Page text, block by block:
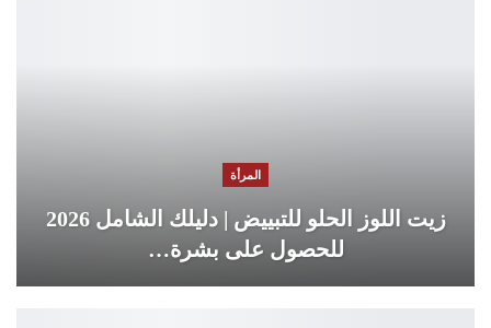
المرأة
زيت اللوز الحلو للتبييض | دليلك الشامل 2026
للحصول على بشرة…